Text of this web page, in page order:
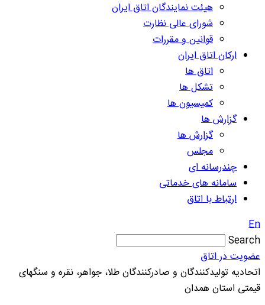
هیئت نمایندگان اتاق ایران
شورای عالی نظارت
قوانین و مقررات
ارکان اتاق ایران
اتاق ها
تشکل ها
کمیسیون ها
گزارش ها
گزارش ها
مجلس
چندرسانه ای
سامانه های خدماتی
ارتباط با اتاق
En
Search
عضویت در اتاق
اتحادیه تولیدکنندگان و صادرکنندگان طلا، جواهر، نقره و سنگهای
قیمتی استان همدان